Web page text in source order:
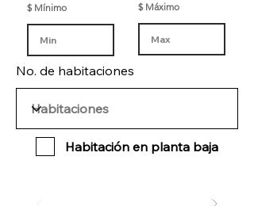
$ Mínimo $ Máximo
No. de habitaciones
Habitación en planta baja